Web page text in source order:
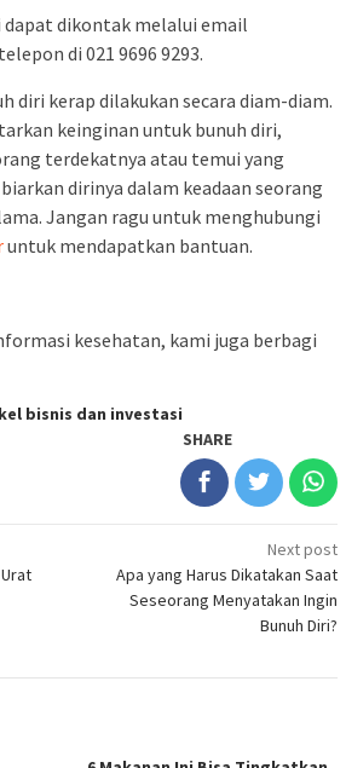
dapat dikontak melalui email
di 021 9696 9293.
diri kerap dilakukan secara diam-diam.
keinginan untuk bunuh diri,
terdekatnya atau temui yang
dirinya dalam keadaan seorang
Jangan ragu untuk menghubungi
untuk mendapatkan bantuan.
kesehatan, kami juga berbagi
bisnis dan investasi
SHARE
Next post
Apa yang Harus Dikatakan Saat
Seseorang Menyatakan Ingin
Bunuh Diri?